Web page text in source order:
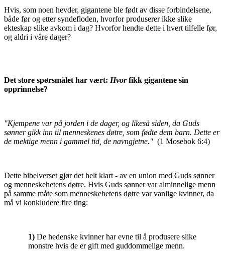
Hvis, som noen hevder, gigantene ble født av disse forbindelsene,
både før og etter syndefloden, hvorfor produserer ikke slike
ekteskap slike avkom i dag? Hvorfor hendte dette i hvert tilfelle før,
og aldri i våre dager?
Det store spørsmålet har vært: Hvorfikk gigantene sin
opprinnelse?
"Kjempene var på jorden i de dager, og likeså siden, da Guds
sønner gikk inn til menneskenes døtre, som fødte dem barn. Dette er
de mektige menn i gammel tid, de navngjetne." (1 Mosebok 6:4)
Dette bibelverset gjør det helt klart - av en union med Guds sønner
og menneskehetens døtre. Hvis Guds sønner var alminnelige menn
på samme måte som menneskehetens døtre var vanlige kvinner, da
må vi konkludere fire ting:
1) De hedenske kvinner har evne til å produsere slike
monstre hvis de er gift med guddommelige menn.